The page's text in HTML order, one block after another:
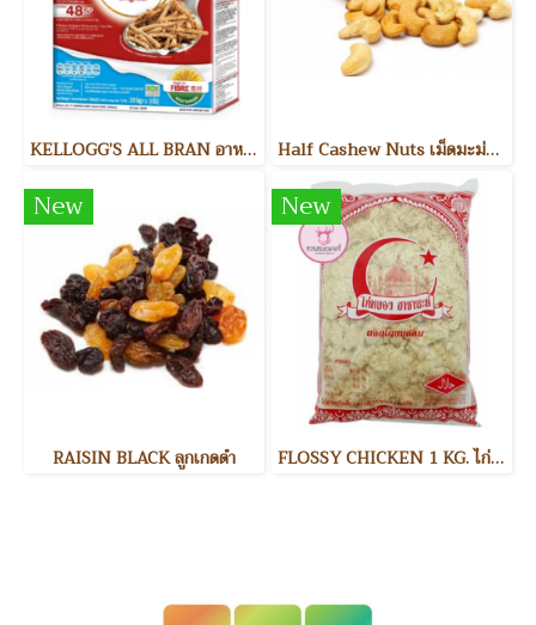
KELLOGG’S ALL BRAN อาหารเช้า Half Cashew Nuts เม็ดมะม่วงหิมพานต์แบ่งครึ่ง
New
RAISIN BLACK ลูกเกดดำ
New
FLOSSY CHICKEN 1 KG. ไก่หยอง